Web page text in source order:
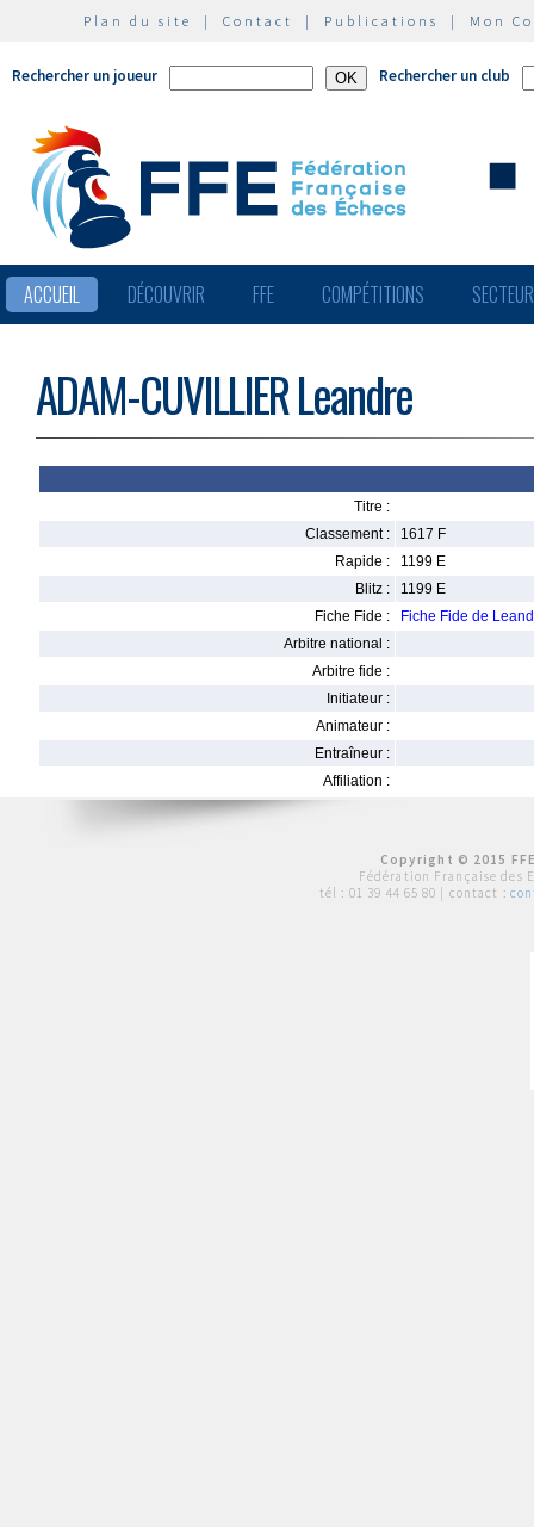
Plan du site | Contact | Publications | Mon
Rechercher un joueur Rechercher un club
ACCUEIL DÉCOUVRIR FFE COMPÉTITIONS
ADAM-CUVILLIER Leandre
Titre :
Classement :
1617 F
Rapide :
1199 E
Blitz :
1199 E
Fiche Fide :
Fiche Fide de
Arbitre national :
Arbitre fide :
Initiateur :
Animateur :
Entraîneur :
Affiliation :
Copyright © 2015
Fédération Française des
tél : 01 39 44 65 80 | contact :